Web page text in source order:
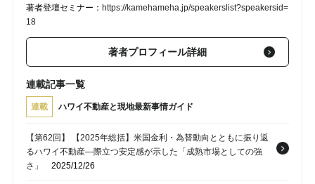
著者登壇セミナー： https://kamehameha.jp/speakerslist?speakersid=
18
著者プロフィール詳細
連載記事一覧
連載 ハワイ不動産と現地最新事情ガイド
【第62回】 【2025年総括】米国金利・為替動向とともに振り返
るハワイ不動産―際立つ安定感が示した「成熟市場としての強
さ」
2025/12/26